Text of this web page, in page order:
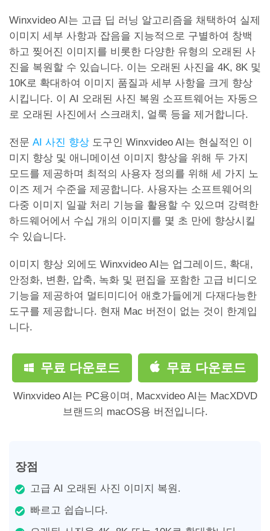
Winxvideo AI는 고급 딥 러닝 알고리즘을 채택하여 실제
이미지 세부 사항과 잡음을 지능적으로 구별하여 창백
하고 찢어진 이미지를 비롯한 다양한 유형의 오래된 사
진을 복원할 수 있습니다. 이는 오래된 사진을 4K, 8K 및
10K로 확대하여 이미지 품질과 세부 사항을 크게 향상
시킵니다. 이 AI 오래된 사진 복원 소프트웨어는 자동으
로 오래된 사진에서 스크래치, 얼룩 등을 제거합니다.
전문 AI 사진 향상 도구인 Winxvideo AI는 현실적인 이
미지 향상 및 애니메이션 이미지 향상을 위해 두 가지
모드를 제공하며 최적의 사용자 정의를 위해 세 가지 노
이즈 제거 수준을 제공합니다. 사용자는 소프트웨어의
다중 이미지 일괄 처리 기능을 활용할 수 있으며 강력한
하드웨어에서 수십 개의 이미지를 몇 초 만에 향상시킬
수 있습니다.
이미지 향상 외에도 Winxvideo AI는 업그레이드, 확대,
안정화, 변환, 압축, 녹화 및 편집을 포함한 고급 비디오
기능을 제공하여 멀티미디어 애호가들에게 다재다능한
도구를 제공합니다. 현재 Mac 버전이 없는 것이 한계입
니다.
무료 다운로드 무료 다운로드
Winxvideo AI는 PC용이며, Macxvideo AI는 MacXDVD
브랜드의 macOS용 버전입니다.
장점
고급 AI 오래된 사진 이미지 복원.
빠르고 쉽습니다.